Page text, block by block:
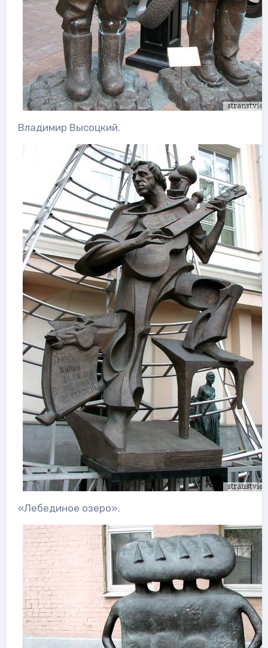
Владимир Высоцкий.
«Лебединое озеро».